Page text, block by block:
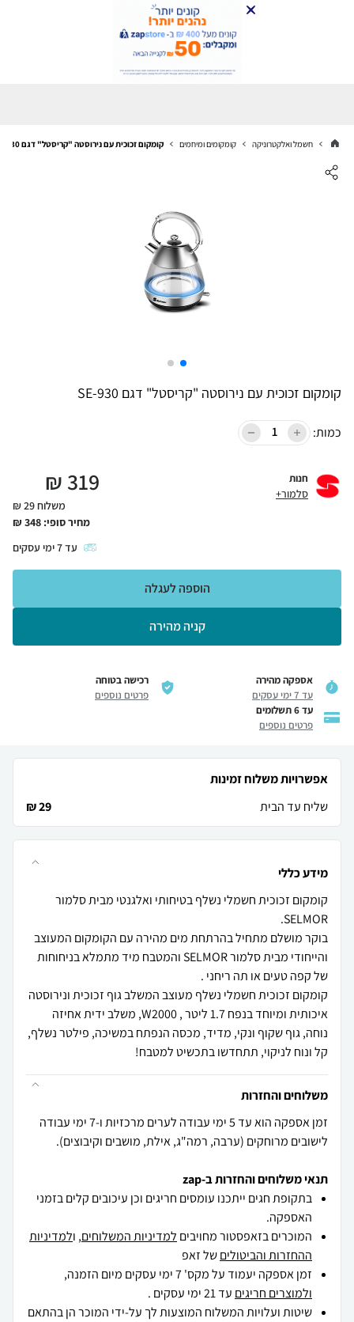
חשמל ואלקטרוניקה קומקומים ומיחמים קומקום זכוכית עם נירוסטה "קריסטל" דגם SE-930
קומקום זכוכית עם נירוסטה "קריסטל" דגם SE-930
כמות:
חנות
סלמור+ 319
₪
משלוח 29 ₪
מחיר סופי: 348
₪
עד7ימי עסקים
קניה מהירה
הוספה לעגלה
אספקה מהירה
עד 7 ימי עסקים
רכישה בטוחה
פרטים נוספים
עד 6 תשלומים
פרטים נוספים
אפשרויות משלוח זמינות
שליח עד הבית
29 ₪
מידע כללי
קומקום זכוכית חשמלי נשלף בטיחותי ואלגנטי מבית סלמור
בוקר מושלם מתחיל בהרתחת מים מהירה עם הקומקום המעוצב
והייחודי מבית סלמור SELMOR והמטבח מיד מתמלא בניחוחות
קומקום זכוכית חשמלי נשלף מעוצב המשלב גוף זכוכית ונירוסטה
איכותית ומיוחד בנפח 1.7 ליטר , W2000, משלב ידית אחיזה
נוחה, גוף שקוף ונקי, מדיד, מכסה הנפתח במשיכה, פילטר נשלף,
קל ונוח לניקוי, תתחדשו בתכשיט למטבח!
משלוחים והחזרות
זמן אספקה הוא עד 5 ימי עבודה לערים מרכזיות ו-7 ימי עבודה
לישובים מרוחקים (ערבה, רמה"ג, אילת, מושבים וקיבוצים).
תנאי משלוחים והחזרות ב-zap
בתקופת חגים ייתכנו עומסים חריגים וכן עיכובים קלים בזמני
האספקה.
המוכרים בזאפסטור מחויבים למדיניות המשלוחים, ולמדיניות
ההחזרות והביטוליםשל זאפ
זמן אספקה יעמוד על מקס' 7 ימי עסקים מיום הזמנה,
ולמוצרים חריגים עד 21 ימי עסקים .
שיטות ועלויות המשלוח המוצעות לך על-ידי המוכר הן בהתאם